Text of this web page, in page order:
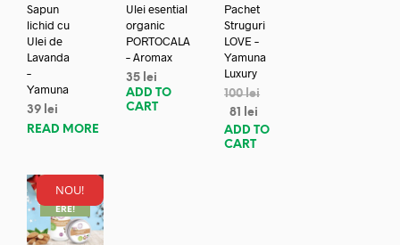
Sapun
lichid cu
Ulei de
Lavanda
–
Yamuna
39 lei
READ MORE
Ulei esential
organic
PORTOCALA
– Aromax
35 lei
ADD TO
CART
Pachet
Struguri
LOVE –
Yamuna
Luxury
100lei
81
lei
ADD TO
CART
NOU!
REDUC
ERE!